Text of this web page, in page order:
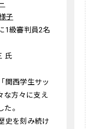
子
1級審判員2名
氏
関西学生サッ
な方々に支え
。
史を刻み続け